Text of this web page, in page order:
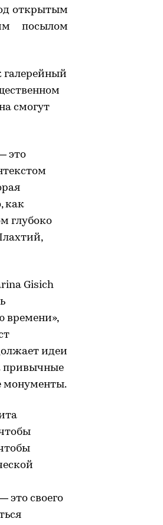
открытым
посылом
галерейный
смогут
это
как
глубоко
Gisich
времени»,
идеи
привычные
монументы.
это своего